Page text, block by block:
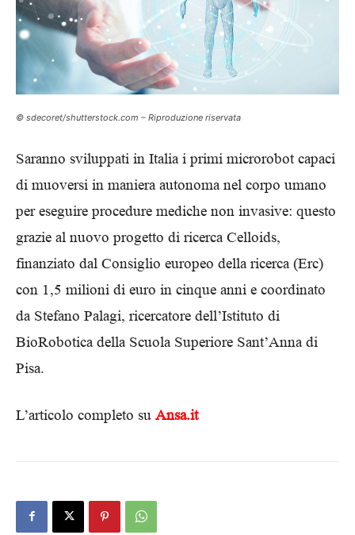
© sdecoret/shutterstock.com – Riproduzione riservata
Saranno sviluppati in Italia i primi microrobot capaci
di muoversi in maniera autonoma nel corpo umano
per eseguire procedure mediche non invasive: questo
grazie al nuovo progetto di ricerca Celloids,
finanziato dal Consiglio europeo della ricerca (Erc)
con 1,5 milioni di euro in cinque anni e coordinato
da Stefano Palagi, ricercatore dell’Istituto di
BioRobotica della Scuola Superiore Sant’Anna di
Pisa.
L’articolo completo su Ansa.it